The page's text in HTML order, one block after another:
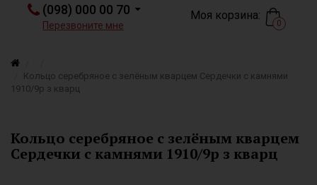
(098) 000 00 70
Перезвоните мне
Моя корзина:
0
Кольцо серебряное с зелёным кварцем Сердечки с камнями
1910/9р з кварц
Кольцо серебряное с зелёным кварцем
Сердечки с камнями 1910/9р з кварц